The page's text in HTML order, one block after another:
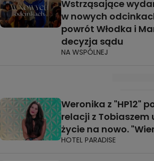
Wstrząsające
w nowych
powrót Włodka i
decyzja sądu
NA WSPÓLNEJ
Weronika z "HP12"
relacji z Tobiaszem
życie na nowo.
HOTEL PARADISE